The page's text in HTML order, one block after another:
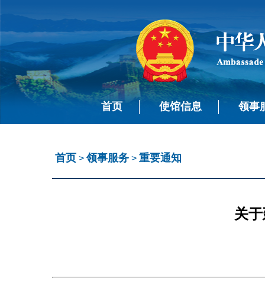
首页 使馆信息 领事
首页 >领事服务 > 重要通知
关